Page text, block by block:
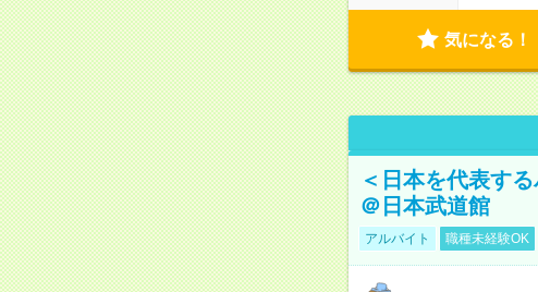
気になる！
＜日本を代表す
＠日本武道館
アルバイト 職種未経験OK